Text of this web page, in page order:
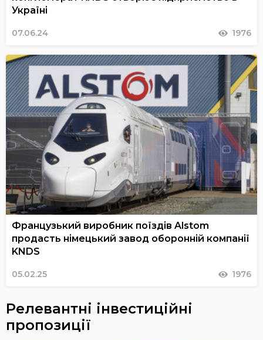
Україні
07.06.24 1976
Французький виробник поїздів Alstom
продасть німецький завод оборонній компанії
KNDS
05.02.25 1976
Релевантні інвестиційні
пропозиції